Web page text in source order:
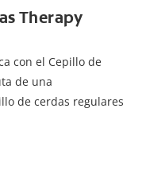
Therapy
con el Cepillo de
de una
de cerdas regulares